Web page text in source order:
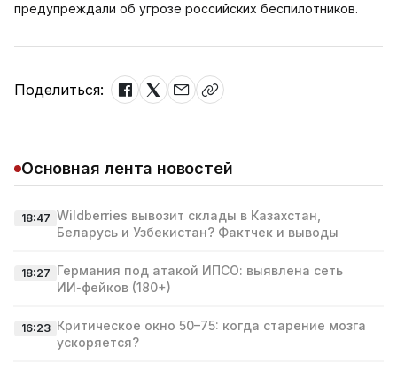
предупреждали об угрозе российских беспилотников.
Поделиться:
Основная лента новостей
18:47 Wildberries вывозит склады в Казахстан,
Беларусь и Узбекистан? Фактчек и выводы
18:27 Германия под атакой ИПСО: выявлена сеть
ИИ‑фейков (180+)
16:23 Критическое окно 50–75: когда старение мозга
ускоряется?